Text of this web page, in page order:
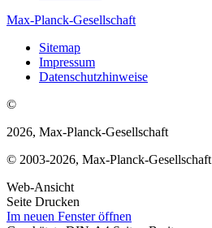
Max-Planck-Gesellschaft
Sitemap
Impressum
Datenschutzhinweise
©
2026, Max-Planck-Gesellschaft
© 2003-2026, Max-Planck-Gesellschaft
Web-Ansicht
Seite Drucken
Im neuen Fenster öffnen